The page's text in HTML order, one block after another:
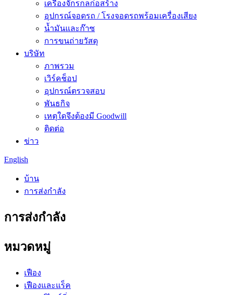
เครื่องจักรกลก่อสร้าง
อุปกรณ์จอดรถ / โรงจอดรถพร้อมเครื่องเสียง
น้ำมันและก๊าซ
การขนถ่ายวัสดุ
บริษัท
ภาพรวม
เวิร์คช็อป
อุปกรณ์ตรวจสอบ
พันธกิจ
เหตุใดจึงต้องมี Goodwill
ติดต่อ
ข่าว
English
บ้าน
การส่งกำลัง
การส่งกำลัง
หมวดหมู่
เฟือง
เฟืองและแร็ค